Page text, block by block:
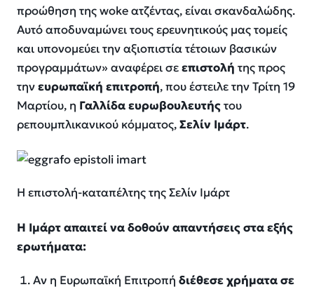
προώθηση της woke ατζέντας, είναι σκανδαλώδης.
Αυτό αποδυναμώνει τους ερευνητικούς μας τομείς
και υπονομεύει την αξιοπιστία τέτοιων βασικών
προγραμμάτων» αναφέρει σεεπιστολή της προς
τηνευρωπαϊκή επιτροπή, που έστειλε την Τρίτη 19
Μαρτίου, η Γαλλίδα ευρωβουλευτήςτου
ρεπουμπλικανικού κόμματος,Σελίν Ιμάρτ.
Η επιστολή-καταπέλτης της Σελίν Ιμάρτ
Η Ιμάρτ απαιτεί να δοθούν απαντήσεις στα εξής
ερωτήματα:
Αν η Ευρωπαϊκή Επιτροπήδιέθεσε χρήματα σε